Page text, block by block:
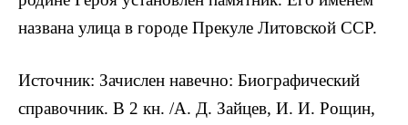
названа улица в го­роде Прекуле Литовской ССР.
Источник: Зачислен навечно: Биографический
справочник. В 2 кн. /А. Д. Зайцев, И. И. Рощин,